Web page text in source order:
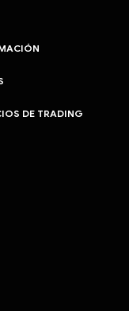
DE TRADING